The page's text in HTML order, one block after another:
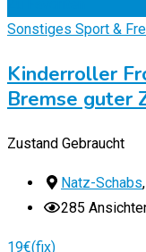
Sonstiges Sport &
Kinderroller
Bremse guter
Zustand Gebraucht
Natz-Schabs,
285
19€(fix)